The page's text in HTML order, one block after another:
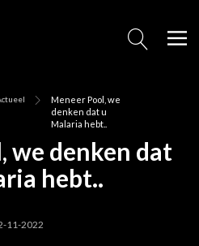
Meneer Pool, we
denken dat u
Malaria hebt..
we denken dat
hebt..
11-2022